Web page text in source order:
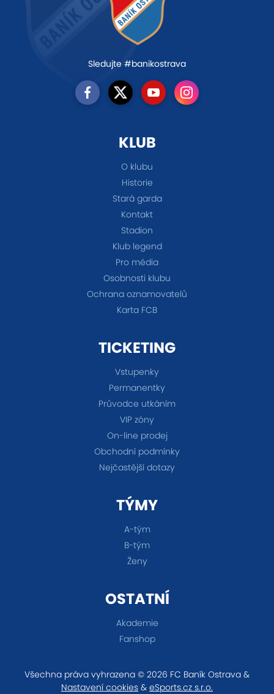
Sledujte #banikostrava
KLUB
O klubu
Historie
Stará garda
Kontakt
Stadion
Klub legend
Pro média
Osobnosti klubu
Ochrana oznamovatelů
Karta FCB
TICKETING
Vstupenky
Permanentky
Průvodce utkáním
VIP zóny
On-line prodej
Obchodní podmínky
Nejčastější dotazy
TÝMY
A-tým
B-tým
Ženy
OSTATNÍ
Akademie
Fanshop
Všechna práva vyhrazena © 2026 FC Baník Ostrava &
Nastavení cookies & eSports.cz s.r.o.